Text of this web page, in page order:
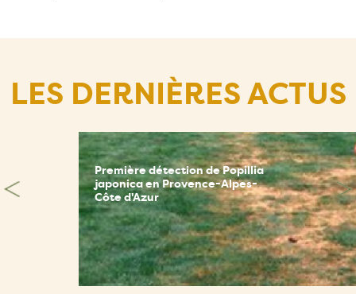
LES DERNIÈRES ACTUS
Première détection de Popillia
japonica en Provence-Alpes-
Côte d'Azur